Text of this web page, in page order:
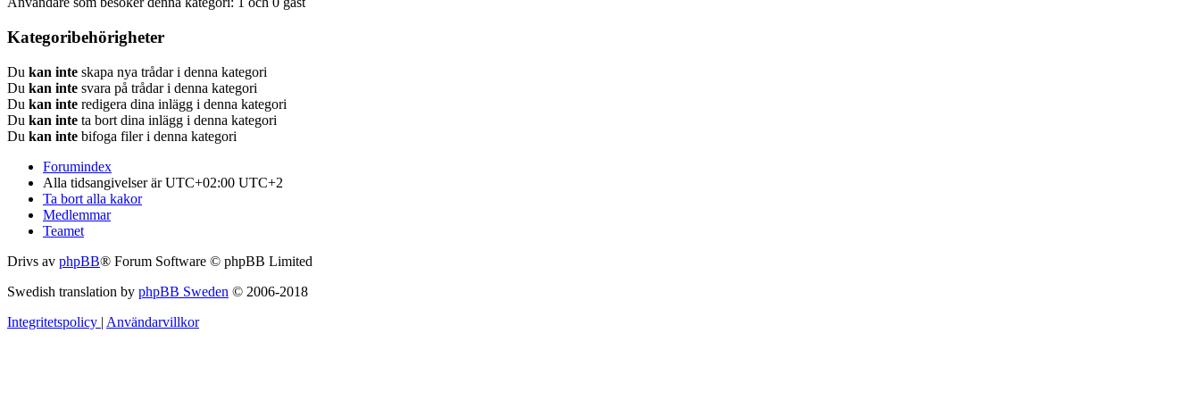
Kategoribehörigheter
Du kan inte skapa nya trådar i denna kategori
Du kan inte svara på trådar i denna kategori
Du kan inte redigera dina inlägg i denna kategori
Du kan inte ta bort dina inlägg i denna kategori
Du kan inte bifoga filer i denna kategori
Forumindex
Alla tidsangivelser är UTC+02:00 UTC+2
Ta bort alla kakor
Medlemmar
Teamet
Drivs av phpBB® Forum Software © phpBB Limited
Swedish translation by phpBB Sweden © 2006-2018
Integritetspolicy | Användarvillkor